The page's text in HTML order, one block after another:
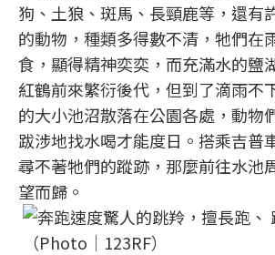
狗、土狼、斑馬、長頸鹿等，還有
的動物，種類多得數不清，牠們在
食，顯得精神奕奕，而充滿水的鹽
紅鶴前來繁衍後代，但到了滴雨不
的大小池沼散落在公園各處，動物
跋涉地找水喝才能度日。搭乘吉普
尋不著牠們的蹤跡，那麼前往水池
望而歸。